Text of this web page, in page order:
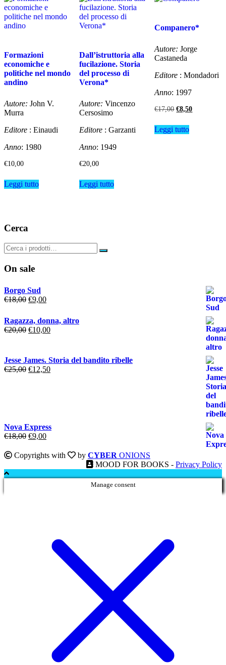
Formazioni
economiche e
politiche nel mondo
andino
Autore: John V.
Murra
Editore : Einaudi
Anno: 1980
€10,00
Leggi tutto
Dall’istruttoria alla
fucilazione. Storia
del processo di
Verona*
Autore: Vincenzo
Cersosimo
Editore : Garzanti
Anno: 1949
€20,00
Leggi tutto
Companero*
Autore: Jorge
Castaneda
Editore : Mondadori
Anno: 1997
€17,00 Il
originale
era:
€8,50Il
Leggi tutto
Cerca
On sale
Borgo Sud
€18,00 Il
originale
era:
€18,00.
€9,00Il
è:
€9,00.
Ragazza, donna, altro
€20,00 Il
€20,00.
€10,00Il
è:
€10,00.
Jesse James. Storia del bandito ribelle
€25,00 Il
€12,50Il
Nova Express
€18,00 Il
originale
€18,00.
€9,00Il
attuale
€9,00.
Copyrights with by CYBER ONIONS
MOOD FOR BOOKS - Privacy Policy
Manage consent